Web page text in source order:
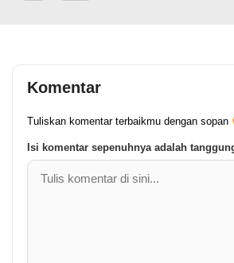
Komentar
Tuliskan komentar terbaikmu dengan sopan
Isi komentar sepenuhnya adalah